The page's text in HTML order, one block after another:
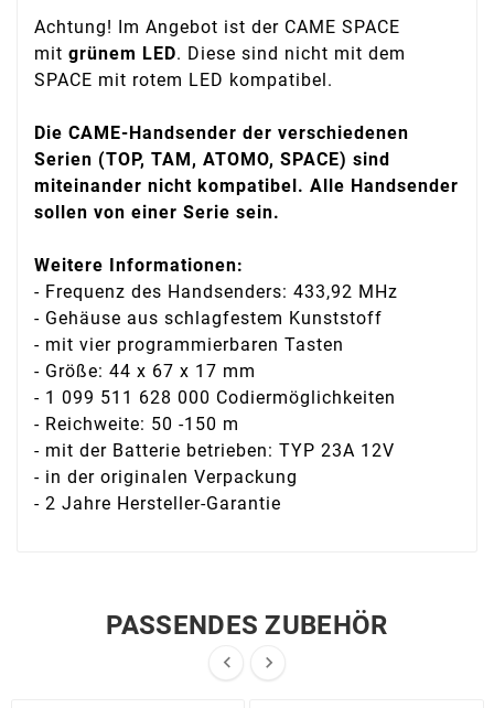
Achtung! Im Angebot ist der CAME SPACE
mit grünem LED. Diese sind nicht mit dem
SPACE mit rotem LED kompatibel.
Die CAME-Handsender der verschiedenen
Serien (TOP, TAM, ATOMO, SPACE) sind
miteinander nicht kompatibel. Alle Handsender
sollen von einer Serie sein.
Weitere Informationen:
- Frequenz des Handsenders: 433,92 MHz
- Gehäuse aus schlagfestem Kunststoff
- mit vier programmierbaren Tasten
- Größe: 44 x 67 x 17 mm
- 1 099 511 628 000 Codiermöglichkeiten
- Reichweite: 50 -150 m
- mit der Batterie betrieben: TYP 23A 12V
- in der originalen Verpackung
- 2 Jahre Hersteller-Garantie
PASSENDES ZUBEHÖR
 